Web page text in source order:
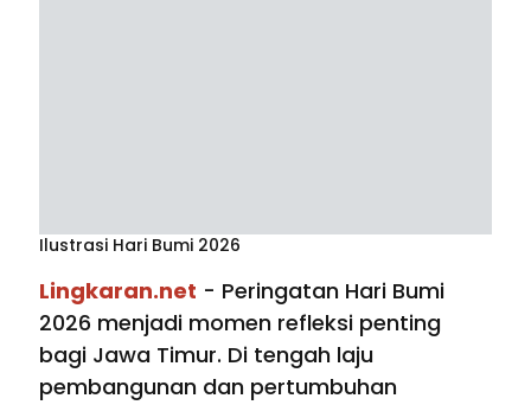
Ilustrasi Hari Bumi 2026
Lingkaran.net - Peringatan Hari Bumi
2026 menjadi momen refleksi penting
bagi Jawa Timur. Di tengah laju
pembangunan dan pertumbuhan